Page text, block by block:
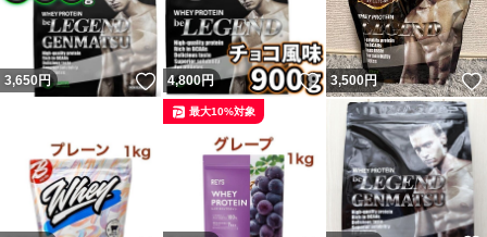
3,650円 いいね！
4,800円 いいね！
3,500円
最大10%対象